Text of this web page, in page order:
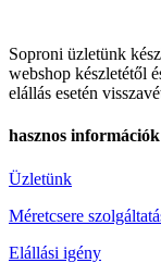
Soproni üzletünk
webshop készletétől
elállás esetén
hasznos információk
Üzletünk
Méretcsere
Elállási igény